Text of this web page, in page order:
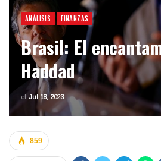
ANÁLISIS FINANZAS
Brasil: El
Haddad
el Jul 18, 2023
859